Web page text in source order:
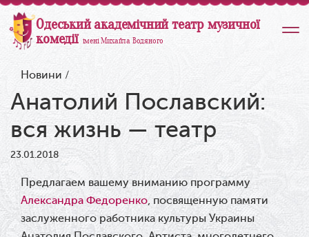
Одеський академічний театр музичної
комедії імені Михайла Водяного
Новини /
Анатолий Пославский:
вся жизнь — театр
23.01.2018
Предлагаем вашему вниманию программу
Александра Федоренко, посвященную памяти
заслуженного работника культуры Украины